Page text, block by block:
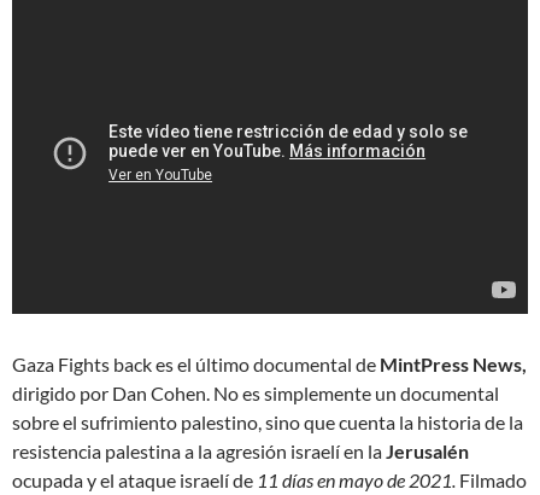
Gaza Fights back es el último documental de MintPress News,
dirigido por Dan Cohen. No es simplemente un documental
sobre el sufrimiento palestino, sino que cuenta la historia de la
resistencia palestina a la agresión israelí en laJerusalén
ocupada y el ataque israelí de 11 días en mayo de 2021. Filmado